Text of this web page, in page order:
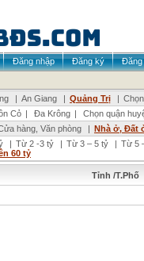
Đăng nhập Đăng ký
Đăng
| An Giang | Quảng Trị |
Cỏ | Đa Krông |
Chọn quận
hàng, Văn phòng | Nhà ở, Đất
| Từ 2 -3 tỷ | Từ 3 – 5 tỷ | Từ 5
60 tỷ
Tỉnh /T.Phố